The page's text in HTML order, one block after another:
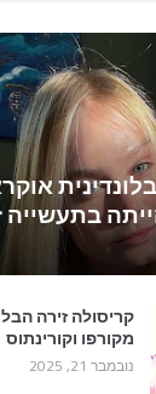
קריסולה זירה
מקורפו וקורינתוס
נובמבר 21, 2025